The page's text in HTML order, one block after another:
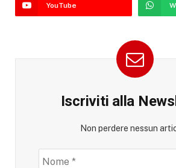
YouTube
Iscriviti alla
Non perdere nessun